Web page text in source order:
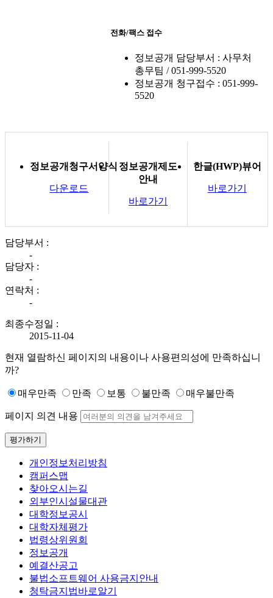
전화/팩스 접수
정보공개 담당부서 : 사무처
총무팀 / 051-999-5520
정보공개 청구접수 : 051-999-
5520
정보공개청구서양식
다운로드
정보공개제도
안내
바로가기
한글(HWP)뷰어
바로가기
담당부서 :
-
담당자 :
-
연락처 :
-
최종수정일 :
2015-11-04
현재 열람하신 페이지의 내용이나 사용편의성에 만족하십니
까?
매우만족 만족 보통 불만족 매우불만족
페이지 의견 내용
평가하기
개인정보처리방침
캠퍼스맵
찾아오시는길
외부인시설물대관
대학정보공시
대학자체평가
법령상위원회
정보공개
예결산공고
불법소프트웨어 사용금지안내
청탁금지법바로알기